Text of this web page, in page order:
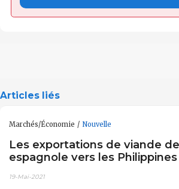
Articles liés
Marchés/Économie Nouvelle
Les exportations de viande
espagnole vers les
19-Mai-2021